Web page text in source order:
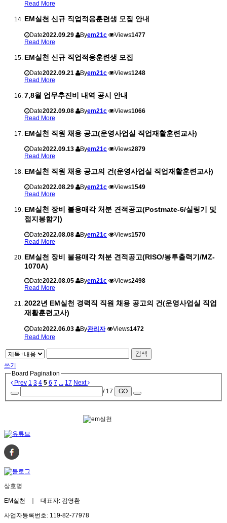
Read More
EM실천 신규 직업적응훈련생 모집 안내
Date2022.09.29 Byem21c Views1477
Read More
EM실천 신규 직업적응훈련생 모집
Date2022.09.21 Byem21c Views1248
Read More
7,8월 업무추진비 내역 공시 안내
Date2022.09.08 Byem21c Views1066
Read More
EM실천 직원 채용 공고(운영사업실 직업재활훈련교사)
Date2022.09.13 Byem21c Views2879
Read More
EM실천 직원 채용 공고의 건(운영사업실 직업재활훈련교사)
Date2022.08.29 Byem21c Views1549
Read More
EM실천 장비 불용매각 처분 견적공고(Postmate-6/실링기 및
접지봉함기)
Date2022.08.08 Byem21c Views1570
Read More
EM실천 장비 불용매각 처분 견적공고(RISO/봉투출력기/MZ-
1070A)
Date2022.08.05 Byem21c Views2498
Read More
2022년 EM실천 경력직 직원 채용 공고의 건(운영사업실 직업
재활훈련교사)
Date2022.06.03 By관리자 Views1472
Read More
검색
쓰기
Board Pagination
Prev 1 3 4 5 6 7 ... 17 Next
/ 17
GO
상호명
EM실천 ｜ 대표자: 김영환
사업자등록번호: 119-82-77978